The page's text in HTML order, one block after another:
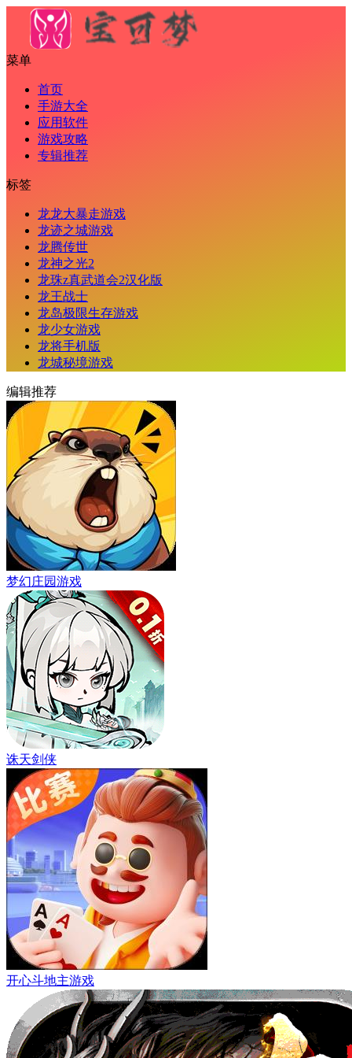
菜单
首页
手游大全
应用软件
游戏攻略
专辑推荐
标签
龙龙大暴走游戏
龙迹之城游戏
龙腾传世
龙神之光2
龙珠z真武道会2汉化版
龙王战士
龙岛极限生存游戏
龙少女游戏
龙将手机版
龙城秘境游戏
编辑推荐
梦幻庄园游戏
诛天剑侠
开心斗地主游戏